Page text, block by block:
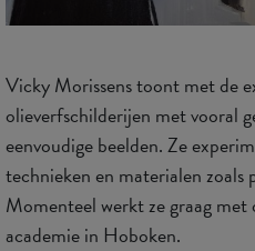
Vicky Morissens toont met de
olieverfschilderijen met vooral
eenvoudige beelden. Ze
technieken en materialen zoals
Momenteel werkt ze graag
academie in Hoboken.